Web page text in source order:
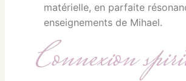
matérielle, en parfaite
enseignements de Mihael.
Connexion